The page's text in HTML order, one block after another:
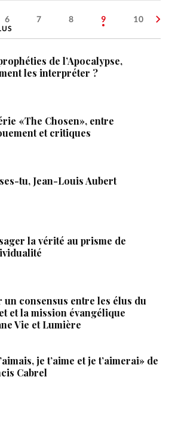
6 7 8 9 10
de l’Apocalypse,
les interpréter ?
«The Chosen», entre
et critiques
tu, Jean-Louis Aubert
la vérité au prisme de
un consensus entre les élus du
et la mission évangélique
Vie et Lumière
je t’aime et je t’aimerai» de
Cabrel